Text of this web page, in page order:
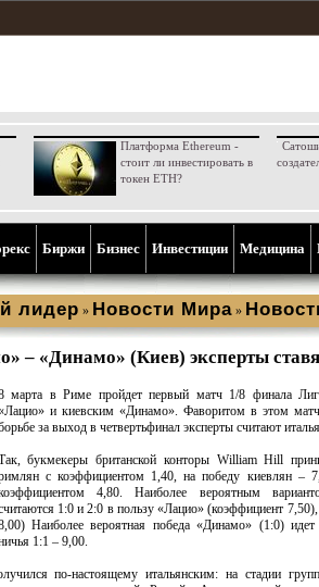
Платформа Ethereum -
стоит ли инвестировать в
токен ETH?
Биржи Бизнес Инвестиции Медицина
лидер » Новости Мира »
– «Динамо» (Киев) эксперты
марта в Риме пройдет первый матч 1/8 финала
и киевским «Динамо». Фаворитом в этом
за выход в четвертьфинал эксперты считают
букмекеры британской конторы William Hill
с коэффициентом 1,40, на победу киевлян –
4,80. Наиболее вероятным
1:0 и 2:0 в пользу «Лацио» (коэффициент
Наиболее вероятная победа «Динамо» (1:0)
1:1 – 9,00.
по-настоящему итальянским: на стадии